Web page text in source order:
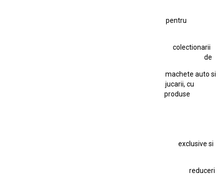
pentru
colectionarii
de
machete auto si
jucarii, cu
produse
exclusive si
reduceri